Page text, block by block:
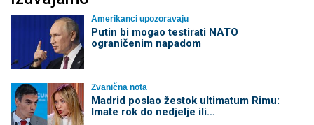
Amerikanci upozoravaju
Putin bi mogao testirati NATO
ograničenim napadom
Zvanična nota
Madrid poslao žestok ultimatum Rimu:
Imate rok do nedjelje ili…